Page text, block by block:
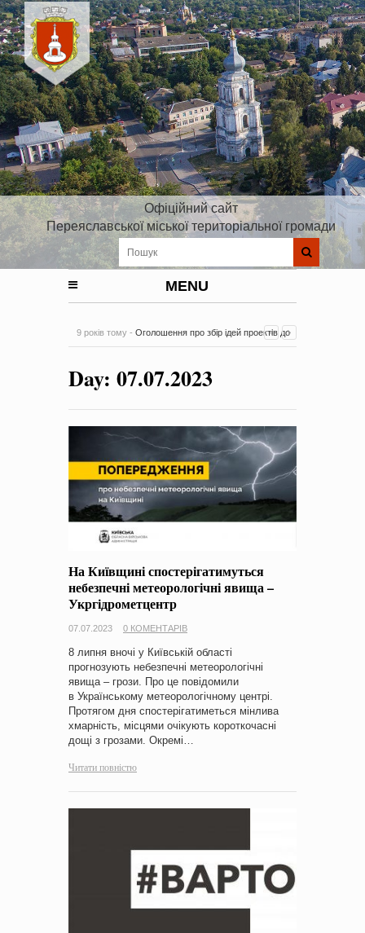
Офіційний сайт
Переяславської міської територіальної громади
MENU
9 років тому - Оголошення про збір ідей проектів до
на період 2018 – 2020 роки Оголошення про збір ідей
проектів
0 Коментарів
Day: 07.07.2023
На Київщині спостерігатимуться
небезпечні метеорологічні явища –
Укргідрометцентр
07.07.2023 0 КОМЕНТАРІВ
8 липня вночі у Київській області
прогнозують небезпечні метеорологічні
явища – грози. Про це повідомили
в Українському метеорологічному центрі.
Протягом дня спостерігатиметься мінлива
хмарність, місцями очікують короткочасні
дощі з грозами. Окремі…
Читати повністю